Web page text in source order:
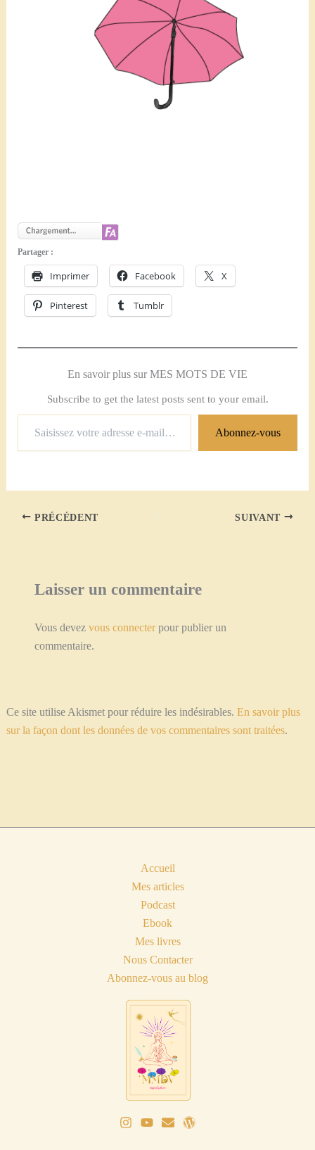
Partager :
Imprimer Facebook X
Pinterest Tumblr
En savoir plus sur MES MOTS DE VIE
Subscribe to get the latest posts sent to your email.
votre
adresse
Abonnez-vous
PRÉCÉDENT SUIVANT
Laisser un commentaire
Vous devez vous connecterpour publier un
commentaire.
Ce site utilise Akismet pour réduire les indésirables. En savoir plus
sur la façon dont les données de vos commentaires sont traitées.
Accueil
Mes articles
Podcast
Ebook
Mes livres
Nous Contacter
Abonnez-vous au blog